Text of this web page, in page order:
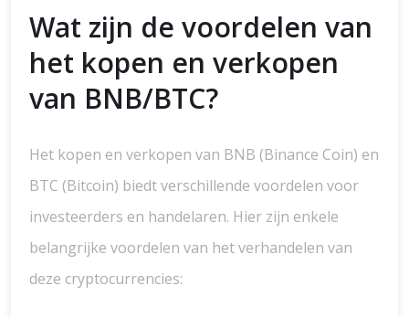
Wat zijn de voordelen van
het kopen en verkopen
van BNB/BTC?
Het kopen en verkopen van BNB (Binance Coin) en
BTC (Bitcoin) biedt verschillende voordelen voor
investeerders en handelaren. Hier zijn enkele
belangrijke voordelen van het verhandelen van
deze cryptocurrencies: